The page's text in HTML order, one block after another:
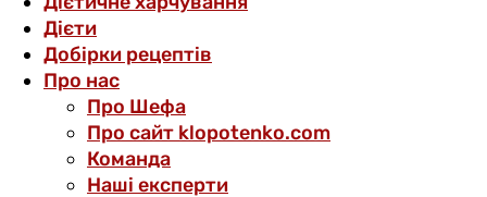
Дієти
Добірки рецептів
Про нас
Про Шефа
Про сайт klopotenko.com
Команда
Наші експерти